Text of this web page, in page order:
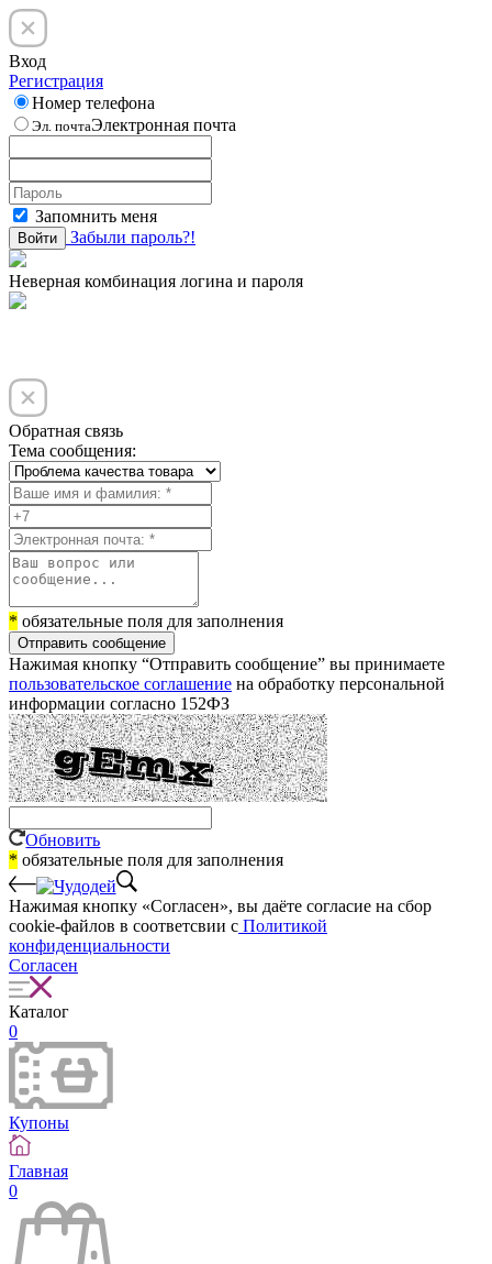
Вход
Регистрация
Номер телефона
Эл. почтаЭлектронная почта
Запомнить меня
Войти Забыли пароль?!
Неверная комбинация логина и пароля
Обратная связь
Тема сообщения:
* обязательные поля для заполнения
Отправить сообщение
Нажимая кнопку “Отправить сообщение” вы принимаете
пользовательское соглашение на обработку персональной
информации согласно 152ФЗ
Обновить
* обязательные поля для заполнения
Нажимая кнопку «Согласен», вы даёте cогласие на сбор
cookie-файлов в соответсвии с Политикой
конфиденциальности
Согласен
Каталог
0
Купоны
Главная
0